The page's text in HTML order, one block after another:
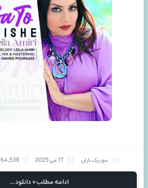
موزیک باران 17 می 2025 64,538 بازدید
ادامه مطلب + دانلود ...